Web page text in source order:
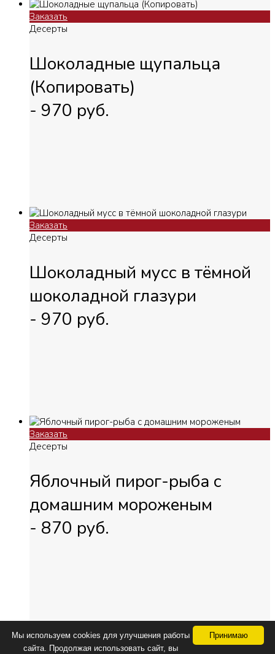
Заказать
Десерты
Шоколадные щупальца
(Копировать)
- 970 руб.
Заказать
Десерты
Шоколадный мусс в тёмной
шоколадной глазури
- 970 руб.
Заказать
Десерты
Яблочный пирог-рыба с
домашним мороженым
- 870 руб.
© 2025, Сeretto Groupe
Принимаю
Мы используем cookies для улучшения работы
сайта. Продолжая использовать сайт, вы